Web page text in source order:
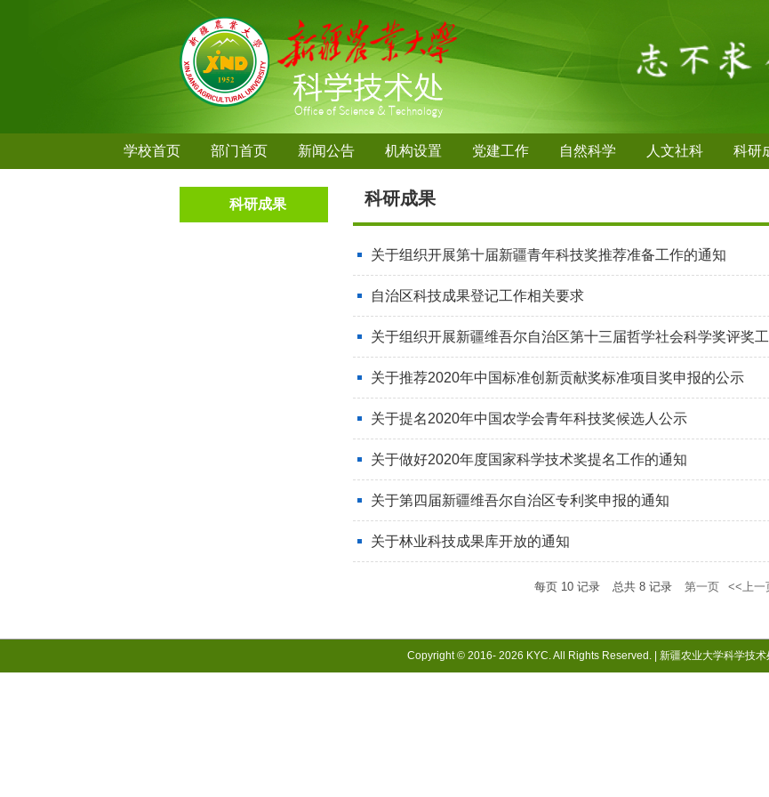
学校首页 部门首页 新闻公告 机构设置 党建工作 自然科学 人文社科 科研
科研成果 科研成果
关于组织开展第十届新疆青年科技奖推荐准备工作的通知
自治区科技成果登记工作相关要求
关于组织开展新疆维吾尔自治区第十三届哲学社会科学奖评奖
关于推荐2020年中国标准创新贡献奖标准项目奖申报的公示
关于提名2020年中国农学会青年科技奖候选人公示
关于做好2020年度国家科学技术奖提名工作的通知
关于第四届新疆维吾尔自治区专利奖申报的通知
关于林业科技成果库开放的通知
每页 10 记录 总共 8 记录 第一页 <<上一
Copyright © 2016- 2026 KYC. All Rights Reserved. | 新疆农业大学科学技术